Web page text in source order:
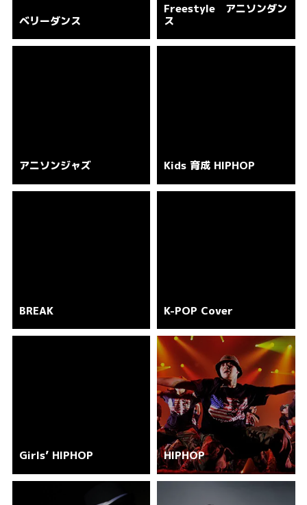
ベリーダンス
Freestyle アニソンダン
ス
アニソンジャズ Kids 育成 HIPHOP
BREAK K-POP Cover
Girls’ HIPHOP HIPHOP